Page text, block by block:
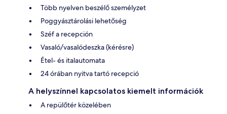
Több nyelven beszélő személyzet
Poggyásztárolási lehetőség
Széf a recepción
Vasaló/vasalódeszka (kérésre)
Étel- és italautomata
24 órában nyitva tartó recepció
A helyszínnel kapcsolatos kiemelt információk
A repülőtér közelében